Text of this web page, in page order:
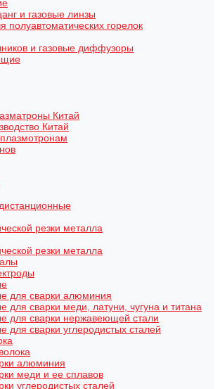
и газовые линзы
полуавтоматических горелок
и газовые диффузоры
Китай
Китай
резки металла
резки металла
для сварки алюминия
для сварки меди, латуни, чугуна и титана
для сварки нержавеющей стали
для сварки углеродистых сталей
алюминия
меди и ее сплавов
углеродистых сталей